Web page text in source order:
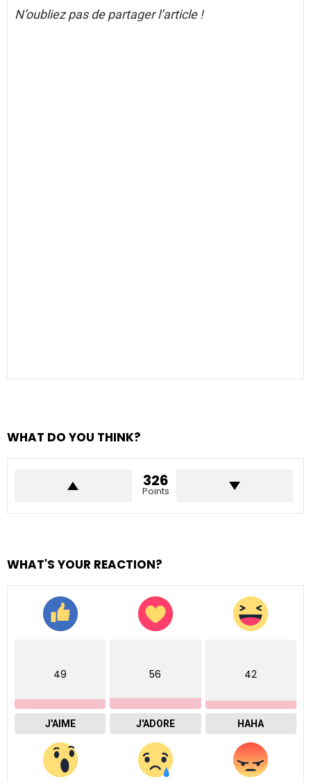
N’oubliez pas de partager l’article !
WHAT DO YOU THINK?
326
Points
WHAT'S YOUR REACTION?
49
J'AIME
56
J'ADORE
42
HAHA